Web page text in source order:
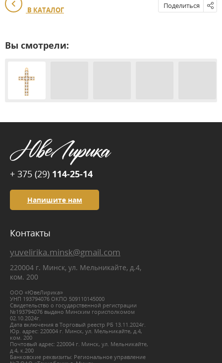
В КАТАЛОГ
Поделиться
Вы смотрели:
+ 375 (29) 114-25-14
Напишите нам
Контакты
yuvelirika.minsk@gmail.com
220004 г. Минск, ул. Мельникайте, д.4,
ком. 200
ООО «ЮвеЛирика»
УНП 193794076 ОКПО 509110145000
Свидетельство о государственной регистрации
№193794076 выдано Минским горисполкомом
02.10.2024г.
Дата включения в Торговый реестр РБ 13.11.2024г.
Юр. адрес: 220004 г. Минск, ул. Мельникайте, д.4,
ком. 200
Почтовый адрес: 220004 г. Минск, ул. Мельникайте,
д.4, к.200
Банковские реквизиты: Региональное управление